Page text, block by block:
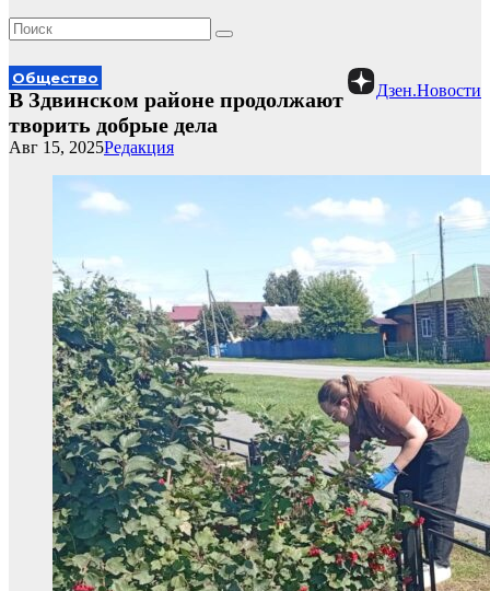
Дзен.Новости
Общество
В Здвинском районе продолжают
творить добрые дела
Редакция
Авг 15, 2025